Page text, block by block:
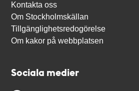
Kontakta oss
Om Stockholmskällan
Tillgänglighetsredogörelse
Om kakor på webbplatsen
Sociala medier